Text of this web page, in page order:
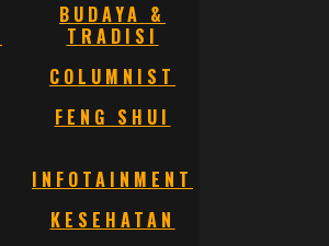
BUDAYA &
TRADISI
COLUMNIST
FENG SHUI
INFOTAINMENT
KESEHATAN